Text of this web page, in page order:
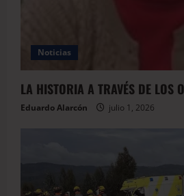
Noticias
LA HISTORIA A TRAVÉS DE LOS
Eduardo Alarcón julio 1, 2026